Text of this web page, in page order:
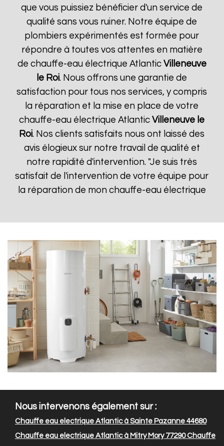
que vous puissiez bénéficier d'un service de
qualité sans vous ruiner. Notre équipe de
plombiers expérimentés est formée pour
répondre à toutes vos attentes en matière
de chauffe-eau électrique Atlantic Villeneuve
le Roi. Nous offrons une garantie de
satisfaction pour tous nos services, y compris
la réparation et la mise en place de votre
chauffe-eau électrique AtlanticVilleneuve le
Roi. Nos clients satisfaits nous ont laissé des
avis élogieux sur notre travail de qualité et
notre rapidité d'intervention. "Je suis très
satisfait de l'intervention de votre équipe pour
la réparation de mon chauffe-eau électrique
Nous intervenons également sur :
Chauffe eau electrique Atlantic à Sainte Pazanne 44680
Chauffe eau electrique Atlantic à Mitry Mory 77290Chauffe